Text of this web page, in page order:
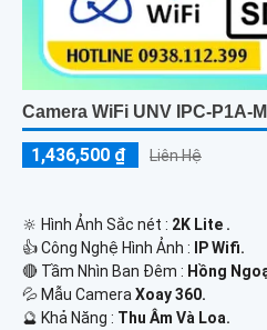
Camera WiFi UNV IPC-P1A-
1,436,500 ₫ Liên Hệ
🔆 Hình Ảnh Sắc nét : 2K Lite .
👍 Công Nghệ Hình Ảnh :
IP Wifi.
🔴 Tầm Nhìn Ban Đêm : Hồng
💦 Mẫu Camera Xoay 360.
️🔮 Khả Năng : Thu Âm Và Loa.